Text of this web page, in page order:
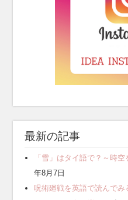
最新の記事
「雪」はタイ語で？～時
年8月7日
呪術廻戦を英語で読んでみ